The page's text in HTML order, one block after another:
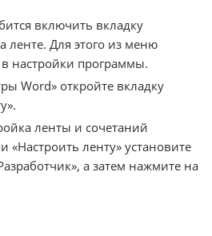
включить вкладку
ленте. Для этого из меню
настройки программы.
Word» откройте вкладку
ленты и сочетаний
«Настроить ленту» установите
а затем нажмите на